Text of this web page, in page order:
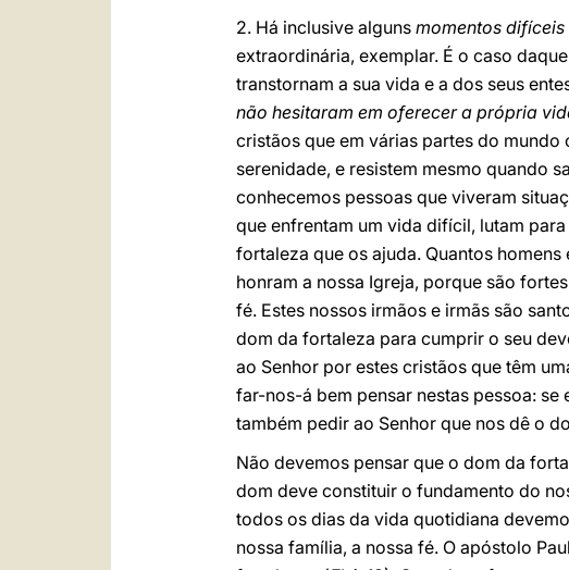
2. Há inclusive alguns momentos difíceis
extraordinária, exemplar. É o caso
transtornam a sua vida e a dos seus
não hesitaram em oferecer a própria
cristãos que em várias partes do
serenidade, e resistem mesmo quando
conhecemos pessoas que viveram
que enfrentam um vida difícil, lutam
fortaleza que os ajuda. Quantos
honram a nossa Igreja, porque são
fé. Estes nossos irmãos e irmãs são
dom da fortaleza para cumprir o seu
ao Senhor por estes cristãos que têm
far-nos-á bem pensar nestas pessoa:
também pedir ao Senhor que nos dê o
Não devemos pensar que o dom da
dom deve constituir o fundamento do
todos os dias da vida quotidiana
nossa família, a nossa fé. O apóstolo